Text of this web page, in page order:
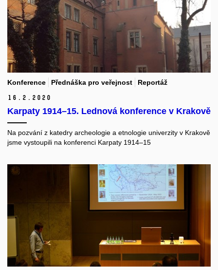
Konference Přednáška pro veřejnost Reportáž
16. 2. 2020
Karpaty 1914–15. Lednová konference v Krakově
Na pozvání z katedry archeologie a etnologie univerzity v Krakově
jsme vystoupili na konferenci Karpaty 1914–15